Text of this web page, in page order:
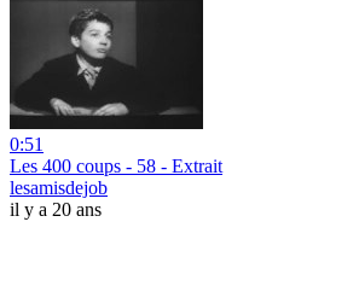
0:51
Les 400 coups - 58 - Extrait
lesamisdejob
il y a 20 ans